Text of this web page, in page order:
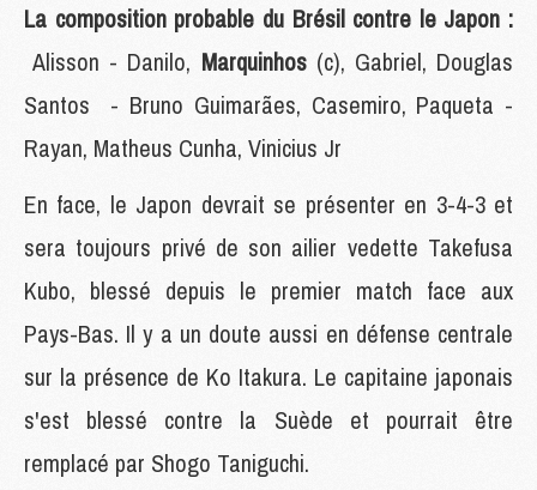
La composition probable du Brésil contre le Japon :
Alisson - Danilo, Marquinhos (c), Gabriel, Douglas
Santos - Bruno Guimarães, Casemiro, Paqueta -
Rayan, Matheus Cunha, Vinicius Jr
En face, le Japon devrait se présenter en 3-4-3 et
sera toujours privé de son ailier vedette Takefusa
Kubo, blessé depuis le premier match face aux
Pays-Bas. Il y a un doute aussi en défense centrale
sur la présence de Ko Itakura. Le capitaine japonais
s'est blessé contre la Suède et pourrait être
remplacé par Shogo Taniguchi.